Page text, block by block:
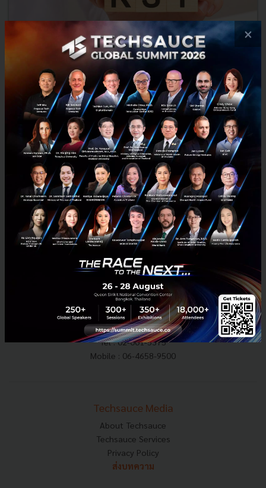
RSI (Relative Strength Index) ตัวชี้วัดสำคัญที่นักลงทุนคริ
ปโทฯควรรู้จัก
RSI (Relative Strength Index) ตัวชี้วัดสำคัญที่นักลงทุนคริปโทฯควรรู้จัก
ซึ่งจะมีค่าระหว่าง 0-100 จะใช้เป็นตัวช่วยในการเปรียบเทียบความแข็งแรง
ของตลาดในแต่ละช่วงเวลา และในการหาการเข้า...
มีนาคม 1, 2023 | By Techsauce Team
Tech & Biz rsi bitkub cryptocurrency
E-mail :contact@techsauce.co
Tel : 02-001-5375
Mobile : 06-4658-9500
Techsauce Media
About Techsauce
Techsauce Services
Privacy Policy
ส่งบทความ
×